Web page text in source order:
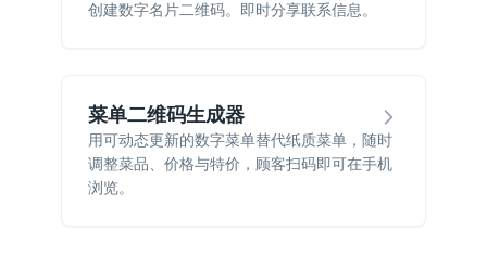
创建数字名片二维码。即时分享联系信息。
菜单二维码生成器
用可动态更新的数字菜单替代纸质菜单，随时
调整菜品、价格与特价，顾客扫码即可在手机
浏览。